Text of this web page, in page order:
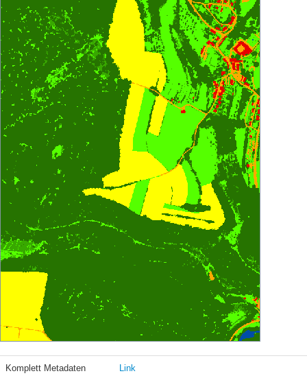
Komplett Metadaten Link